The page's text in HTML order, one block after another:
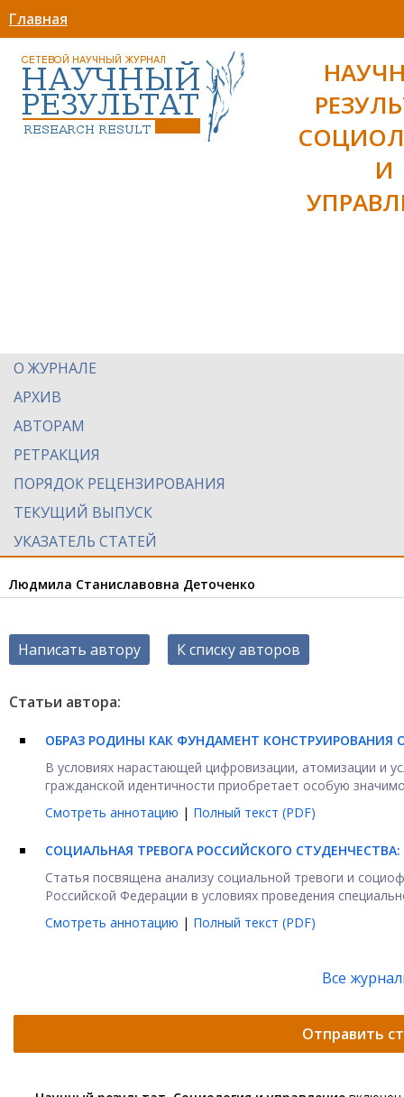
Главная
И
О ЖУРНАЛЕ
АРХИВ
АВТОРАМ
РЕТРАКЦИЯ
ПОРЯДОК РЕЦЕНЗИРОВАНИЯ
ТЕКУЩИЙ ВЫПУСК
УКАЗАТЕЛЬ СТАТЕЙ
Людмила Станиславовна Деточенко
Написать автору К списку авторов
Статьи автора:
ОБРАЗ РОДИНЫ КАК ФУНДАМЕНТ
В условиях нарастающей цифровизации, атомизации и
гражданской идентичности приобретает особую
Смотреть аннотацию | Полный текст (PDF)
СОЦИАЛЬНАЯ ТРЕВОГА РОССИЙСКОГО
Статья посвящена анализу социальной тревоги и
Российской Федерации в условиях проведения
Смотреть аннотацию | Полный текст (PDF)
Все
Отправить